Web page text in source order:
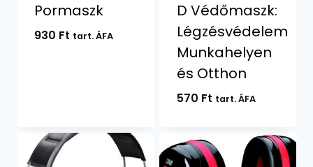
Pormaszk
930 Ft tart. ÁFA
D Védőmaszk:
Légzésvédelem
Munkahelyen
és Otthon
570 Ft tart. ÁFA